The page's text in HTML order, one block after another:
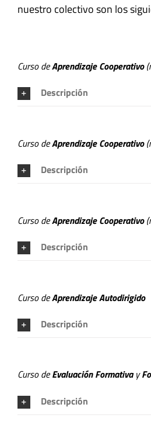
nuestro colectivo son los
Curso deAprendizaje Cooperativo
Descripción
Curso deAprendizaje Cooperativo
Descripción
Curso deAprendizaje Cooperativo
Descripción
Curso deAprendizaje Autodirigido
Descripción
Curso deEvaluación Formativay
Descripción